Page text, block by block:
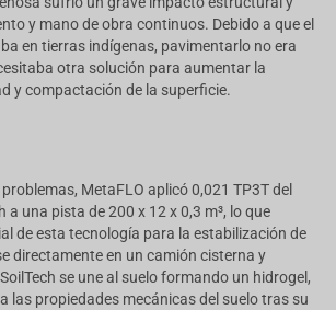
y mano de obra continuos. Debido a que el
en tierras indígenas, pavimentarlo no era
otra solución para aumentar la
y compactación de la superficie.
MetaFLO aplicó 0,021 TP3T del
a una pista de 200 x 12 x 0,3 m³, lo que
de esta tecnología para la estabilización de
directamente en un camión cisterna y
se une al suelo formando un hidrogel,
las propiedades mecánicas del suelo tras su